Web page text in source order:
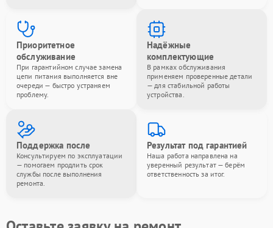
Приоритетное
обслуживание
При гарантийном случае замена
цепи питания выполняется вне
очереди — быстро устраняем
проблему.
Надёжные
комплектующие
В рамках обслуживания
применяем проверенные детали
— для стабильной работы
устройства.
Поддержка после
Консультируем по эксплуатации
— помогаем продлить срок
службы после выполнения
ремонта.
Результат под гарантией
Наша работа направлена на
уверенный результат — берём
ответственность за итог.